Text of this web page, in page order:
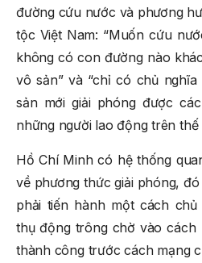
đường cứu nước và phương
tộc Việt Nam: “Muốn cứu
không có con đường nào
vô sản” và “chỉ có chủ
sản mới giải phóng được
những người lao động trên thế
Hồ Chí Minh có hệ thống
về phương thức giải phóng,
phải tiến hành một cách
thụ động trông chờ vào cách
thành công trước cách mạng